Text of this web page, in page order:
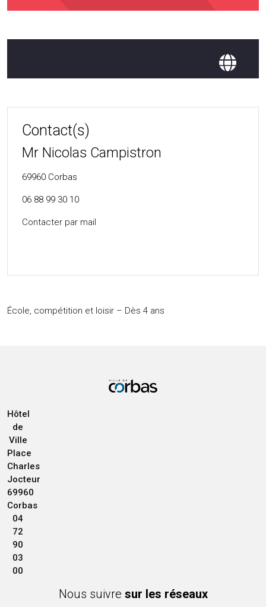
Contact(s)
Mr Nicolas Campistron
69960 Corbas
06 88 99 30 10
Contacter par mail
École, compétition et loisir – Dès 4 ans
Hôtel
de
Ville
Place
Charles
Jocteur
69960
Corbas
04
72
90
03
00
Nous suivre sur les réseaux